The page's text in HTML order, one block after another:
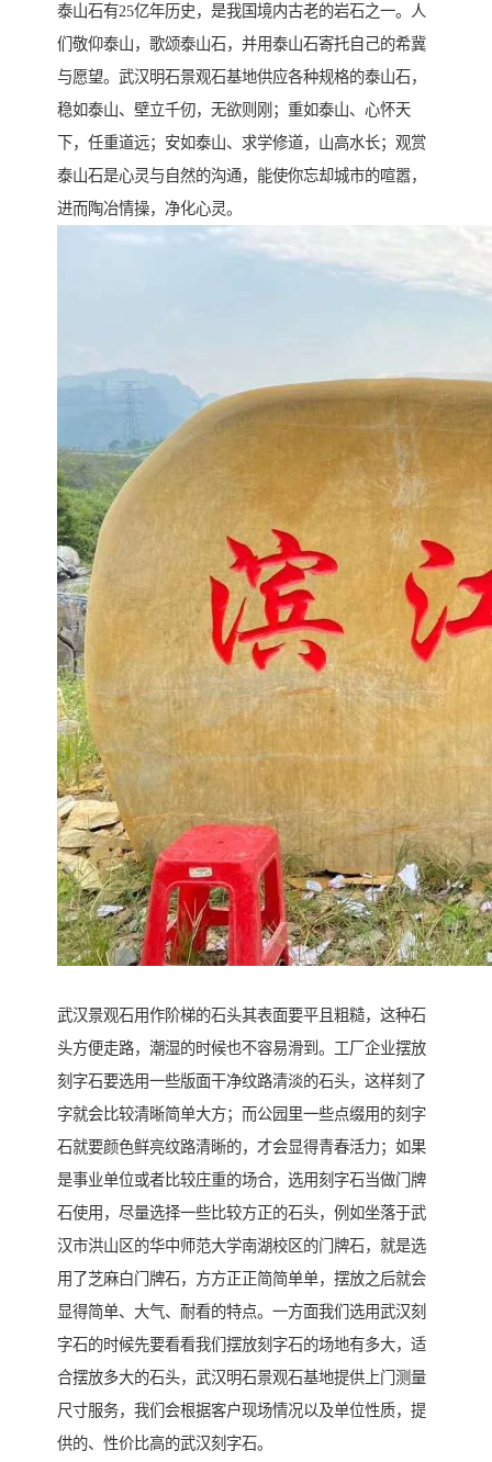
泰山石有25亿年历史，是我国境内古老的岩石之一。人
们敬仰泰山，歌颂泰山石，并用泰山石寄托自己的希冀
与愿望。武汉明石景观石基地供应各种规格的泰山石，
稳如泰山、壁立千仞，无欲则刚；重如泰山、心怀天
下，任重道远；安如泰山、求学修道，山高水长；观赏
泰山石是心灵与自然的沟通，能使你忘却城市的喧嚣，
进而陶冶情操，净化心灵。
武汉景观石用作阶梯的石头其表面要平且粗糙，这种石
头方便走路，潮湿的时候也不容易滑到。工厂企业摆放
刻字石要选用一些版面干净纹路清淡的石头，这样刻了
字就会比较清晰简单大方；而公园里一些点缀用的刻字
石就要颜色鲜亮纹路清晰的，才会显得青春活力；如果
是事业单位或者比较庄重的场合，选用刻字石当做门牌
石使用，尽量选择一些比较方正的石头，例如坐落于武
汉市洪山区的华中师范大学南湖校区的门牌石，就是选
用了芝麻白门牌石，方方正正简简单单，摆放之后就会
显得简单、大气、耐看的特点。一方面我们选用武汉刻
字石的时候先要看看我们摆放刻字石的场地有多大，适
合摆放多大的石头，武汉明石景观石基地提供上门测量
尺寸服务，我们会根据客户现场情况以及单位性质，提
供的、性价比高的武汉刻字石。